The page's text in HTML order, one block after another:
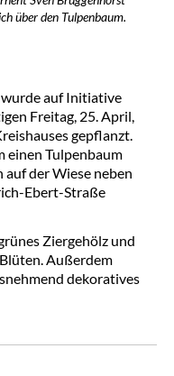
über den Tulpenbaum.
wurde auf Initiative
Freitag, 25. April,
gepflanzt.
einen Tulpenbaum
der Wiese neben
Ebert-Straße
Ziergehölz und
Außerdem
dekoratives